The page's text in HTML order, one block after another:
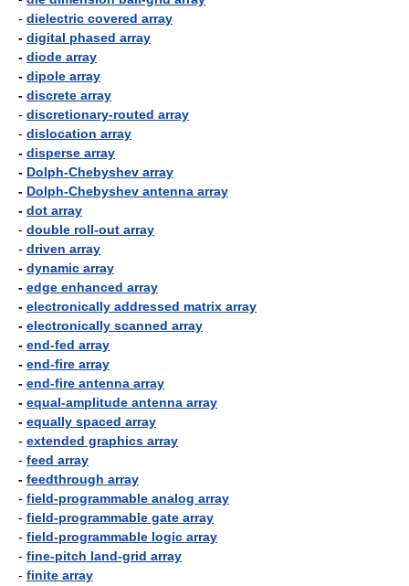
- dielectric covered array
- digital phased array
- diode array
- dipole array
- discrete array
- discretionary-routed array
- dislocation array
- disperse array
- Dolph-Chebyshev array
- Dolph-Chebyshev antenna array
- dot array
- double roll-out array
- driven array
- dynamic array
- edge enhanced array
- electronically addressed matrix array
- electronically scanned array
- end-fed array
- end-fire array
- end-fire antenna array
- equal-amplitude antenna array
- equally spaced array
- extended graphics array
- feed array
- feedthrough array
- field-programmable analog array
- field-programmable gate array
- field-programmable logic array
- fine-pitch land-grid array
- finite array